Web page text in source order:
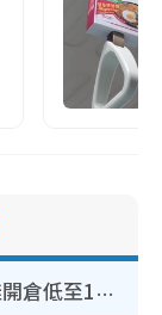
開倉優惠 | 尖沙咀海港城名牌波鞋開倉低至1折！On鞋$899起／Joy&Peace鞋履$98起